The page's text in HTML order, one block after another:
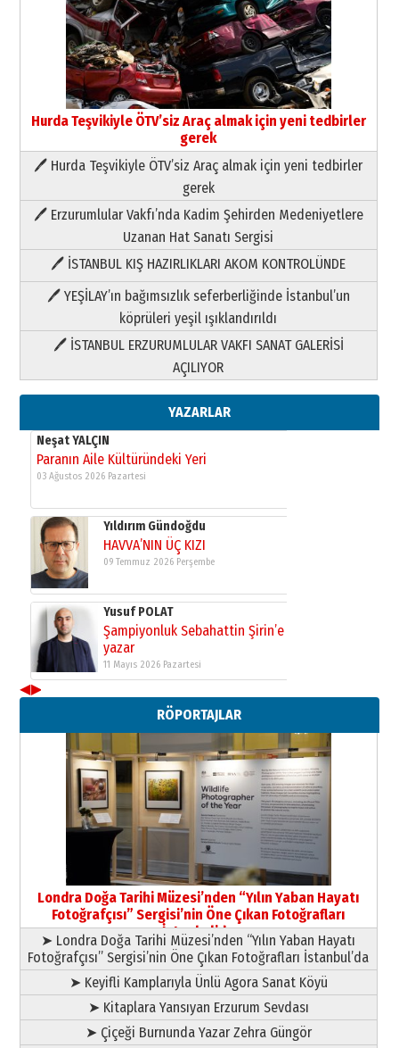
Hurda Teşvikiyle ÖTV’siz Araç almak için yeni tedbirler
gerek
🖊 Hurda Teşvikiyle ÖTV’siz Araç almak için yeni tedbirler
gerek
🖊 Erzurumlular Vakfı’nda Kadim Şehirden Medeniyetlere
Uzanan Hat Sanatı Sergisi
🖊 İSTANBUL KIŞ HAZIRLIKLARI AKOM KONTROLÜNDE
🖊 YEŞİLAY’ın bağımsızlık seferberliğinde İstanbul’un
köprüleri yeşil ışıklandırıldı
🖊 İSTANBUL ERZURUMLULAR VAKFI SANAT GALERİSİ
AÇILIYOR
YAZARLAR
Paranın Aile Kültüründeki Yeri
03 Ağustos 2026 Pazartesi
Yıldırım Gündoğdu
HAVVA’NIN ÜÇ KIZI
09 Temmuz 2026 Perşembe
Yusuf POLAT
Şampiyonluk Sebahattin Şirin’e
yazar
11 Mayıs 2026 Pazartesi
Neşat YALÇIN
Paranın Aile Kültüründeki Yeri
03 Ağustos 2026 Pazartesi
Yıldırım Gündoğdu
HAVVA’NIN ÜÇ KIZI
09 Temmuz 2026 Perşembe
Yusuf POLAT
Şampiyonluk Sebahattin Şirin’e
yazar
11 Mayıs 2026 Pazartesi
Neşat YALÇIN
Paranın Aile Kültüründeki Yeri
03 Ağustos 2026 Pazartesi
Yıldırım Gündoğdu
HAVVA’NIN ÜÇ KIZI
09 Temmuz 2026 Perşembe
Yusuf POLAT
Şampiyonluk Sebahattin Şirin’e
yazar
11 Mayıs 2026 Pazartesi
◀▶
RÖPORTAJLAR
Londra Doğa Tarihi Müzesi’nden “Yılın Yaban Hayatı
Fotoğrafçısı” Sergisi’nin Öne Çıkan Fotoğrafları
İstanbul’da
➤ Londra Doğa Tarihi Müzesi’nden “Yılın Yaban Hayatı
Fotoğrafçısı” Sergisi’nin Öne Çıkan Fotoğrafları İstanbul’da
➤ Keyifli Kamplarıyla Ünlü Agora Sanat Köyü
➤ Kitaplara Yansıyan Erzurum Sevdası
➤ Çiçeği Burnunda Yazar Zehra Güngör